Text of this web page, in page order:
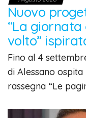
Nuovo
“La giornata
volto”
Fino al 4
di Alessano
rassegna “Le